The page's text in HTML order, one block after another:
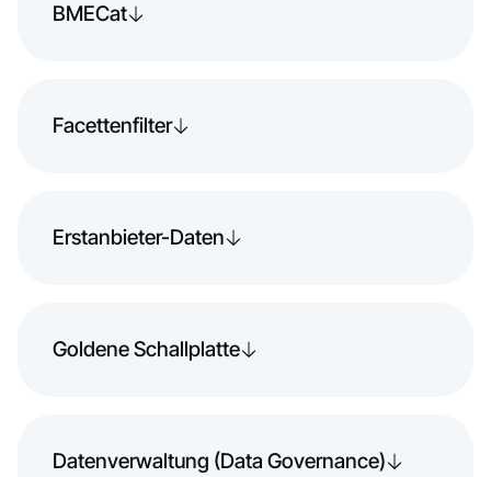
BMECat
Facettenfilter
Erstanbieter-Daten
Goldene Schallplatte
Datenverwaltung (Data Governance)